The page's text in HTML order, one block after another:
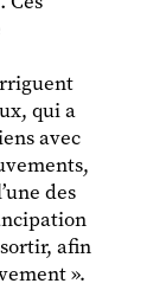
qui a
avec
des
afin
».